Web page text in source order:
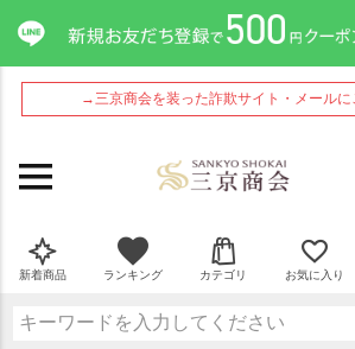
→三京商会を装った詐欺サイト・メール
新着商品 ランキング カテゴリ お気に入り